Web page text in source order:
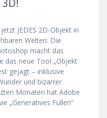
JEDES 2D-Objekt in
Welten: Die
macht das
das neue Tool „Objekt
gejagt – inklusive
und bizarrer
Monaten hat Adobe
„Generatives Füllen“